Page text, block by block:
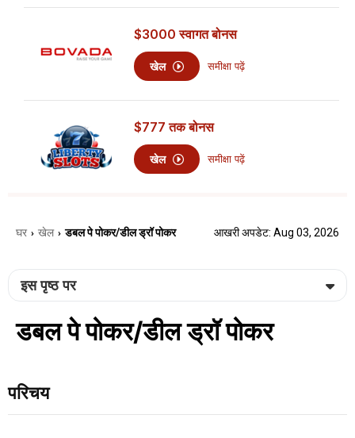
$3000 स्वागत बोनस
खेल समीक्षा पढ़ें
$777 तक बोनस
खेल समीक्षा पढ़ें
घर › खेल › डबल पे पोकर/डील ड्रॉ पोकर आखरी अपडेट: Aug 03, 2026
इस पृष्ठ पर
डबल पे पोकर/डील ड्रॉ पोकर
परिचय